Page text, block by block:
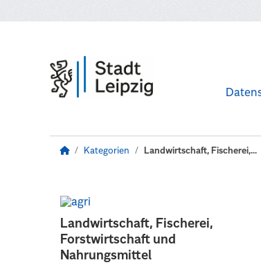
Kategorien Landwirtschaft, Fischerei,...
Landwirtschaft, Fischerei,
Forstwirtschaft und
Nahrungsmittel